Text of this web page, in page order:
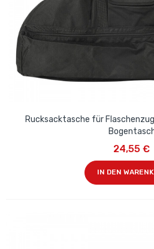
Rucksacktasche für
24,55 €
IN DEN